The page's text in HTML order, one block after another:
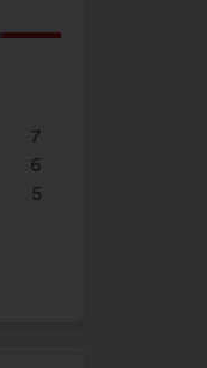
7
6
5